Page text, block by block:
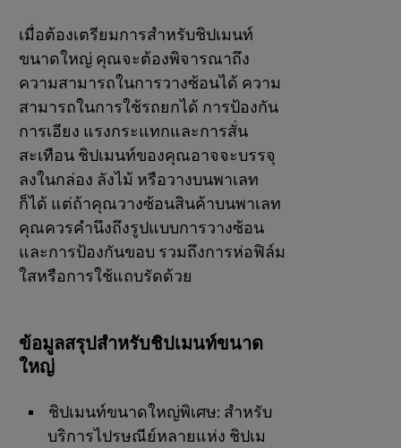
เมื่อต้องเตรียมการสำหรับชิปเมนท์
ขนาดใหญ่ คุณจะต้องพิจารณาถึง
ความสามารถในการวางซ้อนได้ ความ
สามารถในการใช้รถยกได้ การป้องกัน
การเอียง แรงกระแทกและการสั่น
สะเทือน ชิปเมนท์ของคุณอาจจะบรรจุ
ลงในกล่อง ลังไม้ หรือวางบนพาเลท
ก็ได้ แต่ถ้าคุณวางซ้อนสินค้าบนพาเลท
คุณควรคำนึงถึงรูปแบบการวางซ้อน
และการป้องกันขอบ รวมถึงการห่อฟิล์ม
ใสหรือการใช้แถบรัดด้วย
ข้อมูลสรุปสำหรับชิปเมนท์ขนาด
ใหญ่
ชิปเมนท์ขนาดใหญ่พิเศษ: สำหรับ
บริการไปรษณีย์หลายแห่ง ชิปเม